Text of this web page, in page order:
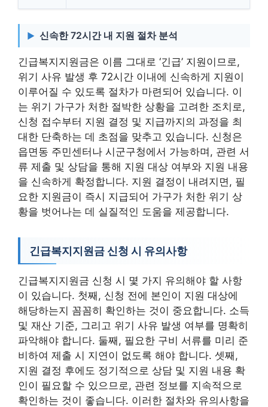
신속한 72시간 내 지원 절차 분석
긴급복지지원금은 이름 그대로 ‘긴급’ 지원이므로,
위기 사유 발생 후 72시간 이내에 신속하게 지원이
이루어질 수 있도록 절차가 마련되어 있습니다. 이
는 위기 가구가 처한 절박한 상황을 고려한 조치로,
신청 접수부터 지원 결정 및 지급까지의 과정을 최
대한 단축하는 데 초점을 맞추고 있습니다. 신청은
읍면동 주민센터나 시군구청에서 가능하며, 관련 서
류 제출 및 상담을 통해 지원 대상 여부와 지원 내용
을 신속하게 확정합니다. 지원 결정이 내려지면, 필
요한 지원금이 즉시 지급되어 가구가 처한 위기 상
황을 벗어나는 데 실질적인 도움을 제공합니다.
긴급복지지원금 신청 시 유의사항
긴급복지지원금 신청 시 몇 가지 유의해야 할 사항
이 있습니다. 첫째, 신청 전에 본인이 지원 대상에
해당하는지 꼼꼼히 확인하는 것이 중요합니다. 소득
및 재산 기준, 그리고 위기 사유 발생 여부를 명확히
파악해야 합니다. 둘째, 필요한 구비 서류를 미리 준
비하여 제출 시 지연이 없도록 해야 합니다. 셋째,
지원 결정 후에도 정기적으로 상담 및 지원 내용 확
인이 필요할 수 있으므로, 관련 정보를 지속적으로
확인하는 것이 좋습니다. 이러한 절차와 유의사항을